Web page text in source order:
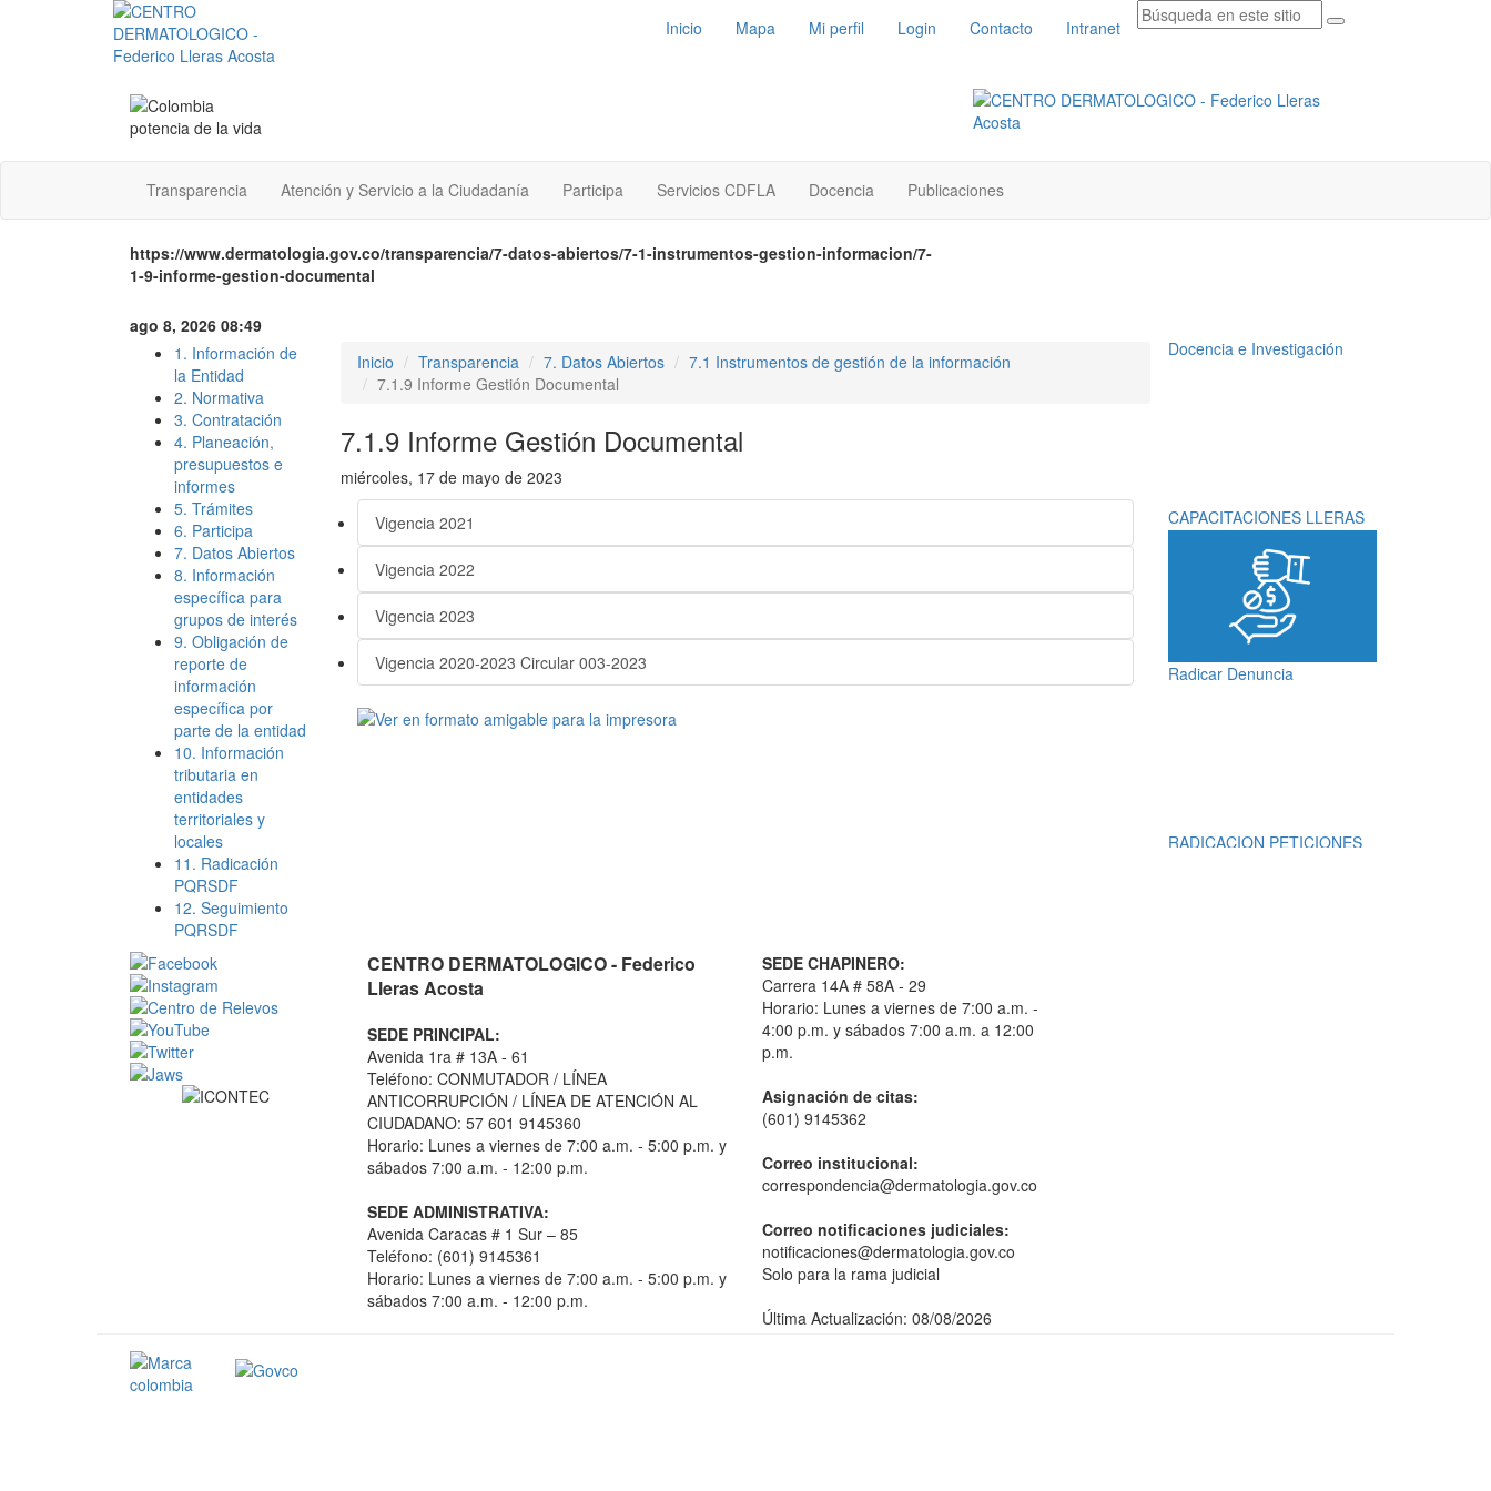
Inicio Mapa Mi perfil Login Contacto Intranet
Transparencia Atención y Servicio a la Ciudadanía Participa Servicios CDFLA Docencia Publicaciones
https://www.dermatologia.gov.co/transparencia/7-datos-abiertos/7-1-instrumentos-gestion-informacion/7-
1-9-informe-gestion-documental
ago 8, 2026 08:49
1. Información de
la Entidad
2. Normativa
3. Contratación
4. Planeación,
presupuestos e
informes
5. Trámites
6. Participa
7. Datos Abiertos
8. Información
específica para
grupos de interés
9. Obligación de
reporte de
información
específica por
parte de la entidad
10. Información
tributaria en
entidades
territoriales y
locales
11. Radicación
PQRSDF
12. Seguimiento
PQRSDF
Inicio Transparencia 7. Datos Abiertos
7.1 Instrumentos de gestión de la información
7.1.9 Informe Gestión Documental
7.1.9 Informe Gestión Documental
miércoles, 17 de mayo de 2023
Vigencia 2021
Vigencia 2022
Vigencia 2023
Vigencia 2020-2023 Circular 003-2023
RADICACION ORFEO
Docencia e Investigación
CAPACITACIONES LLERAS
Radicar Denuncia
RADICACION PETICIONES
CENTRO DERMATOLOGICO - Federico
Lleras Acosta
SEDE PRINCIPAL:
Avenida 1ra # 13A - 61
Teléfono: CONMUTADOR / LÍNEA
ANTICORRUPCIÓN / LÍNEA DE ATENCIÓN AL
CIUDADANO: 57 601 9145360
Horario: Lunes a viernes de 7:00 a.m. - 5:00 p.m. y
sábados 7:00 a.m. - 12:00 p.m.
SEDE ADMINISTRATIVA:
Avenida Caracas # 1 Sur – 85
Teléfono: (601) 9145361
Horario: Lunes a viernes de 7:00 a.m. - 5:00 p.m. y
sábados 7:00 a.m. - 12:00 p.m.
SEDE CHAPINERO:
Carrera 14A # 58A - 29
Horario: Lunes a viernes de 7:00 a.m. -
4:00 p.m. y sábados 7:00 a.m. a 12:00
p.m.
Asignación de citas:
(601) 9145362
Correo institucional:
correspondencia@dermatologia.gov.co
Correo notificaciones judiciales:
notificaciones@dermatologia.gov.co
Solo para la rama judicial
Última Actualización: 08/08/2026